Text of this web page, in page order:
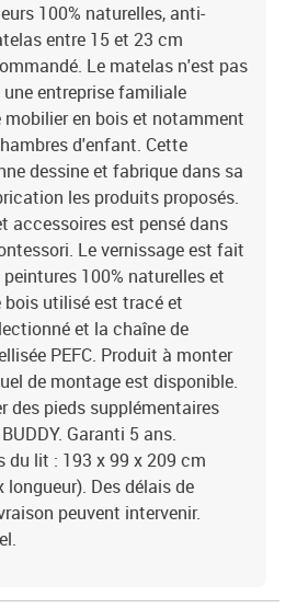
100% naturelles, anti-
entre 15 et 23 cm
Le matelas n'est pas
entreprise familiale
mobilier en bois et notamment
d'enfant. Cette
dessine et fabrique dans sa
les produits proposés.
accessoires est pensé dans
Le vernissage est fait
100% naturelles et
bois utilisé est tracé et
et la chaîne de
PEFC. Produit à monter
de montage est disponible.
des pieds supplémentaires
Garanti 5 ans.
du lit : 193 x 99 x 209 cm
longueur). Des délais de
peuvent intervenir.